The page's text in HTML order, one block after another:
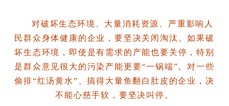
对破坏生态环境、大量消耗资源、严重影响人
民群众身体健康的企业，要坚决关闭淘汰。如果破
坏生态环境，即使是有需求的产能也要关停，特别
是群众意见很大的污染产能更要“一锅端”。对一些
偷排“红汤黄水”、搞得大量鱼翻白肚皮的企业，决
不能心慈手软，要坚决叫停。